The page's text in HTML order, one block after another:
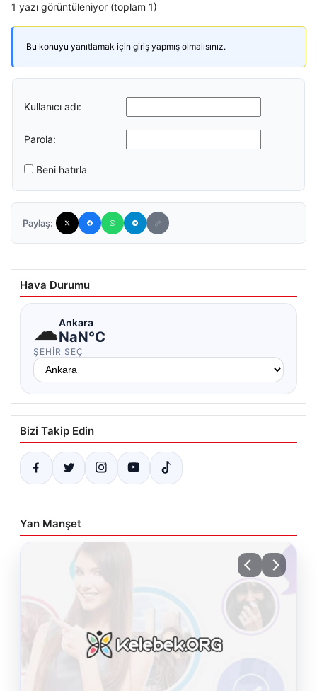
1 yazı görüntüleniyor (toplam 1)
Bu konuyu yanıtlamak için giriş yapmış olmalısınız.
Kullanıcı adı:
Parola:
Beni hatırla
Paylaş:
Hava Durumu
☁Ankara
NaN°C
ŞEHIR SEÇ
Bizi Takip Edin
Yan Manşet